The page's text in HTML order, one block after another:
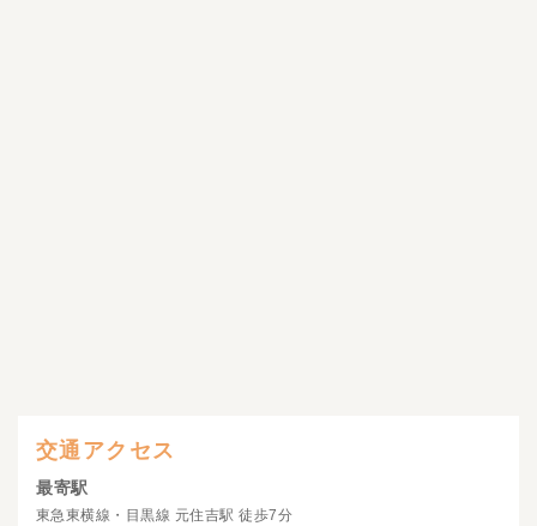
交通アクセス
最寄駅
東急東横線・目黒線 元住吉駅 徒歩7分